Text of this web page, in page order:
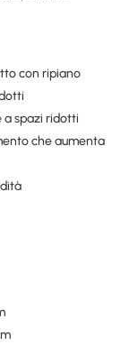
con ripiano
a spazi ridotti
che aumenta